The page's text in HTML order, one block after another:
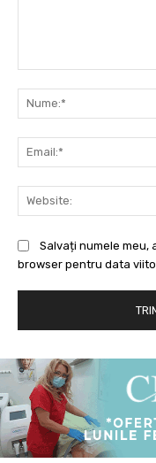
Salvați numele meu,
browser pentru data